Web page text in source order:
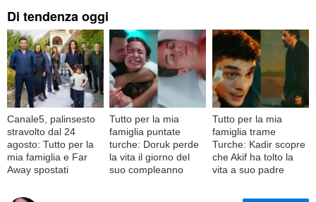
Di tendenza oggi
Canale5, palinsesto
stravolto dal 24
agosto: Tutto per la
mia famiglia e Far
Away spostati
Tutto per la mia
famiglia puntate
turche: Doruk perde
la vita il giorno del
suo compleanno
Tutto per la mia
famiglia trame
Turche: Kadir scopre
che Akif ha tolto la
vita a suo padre